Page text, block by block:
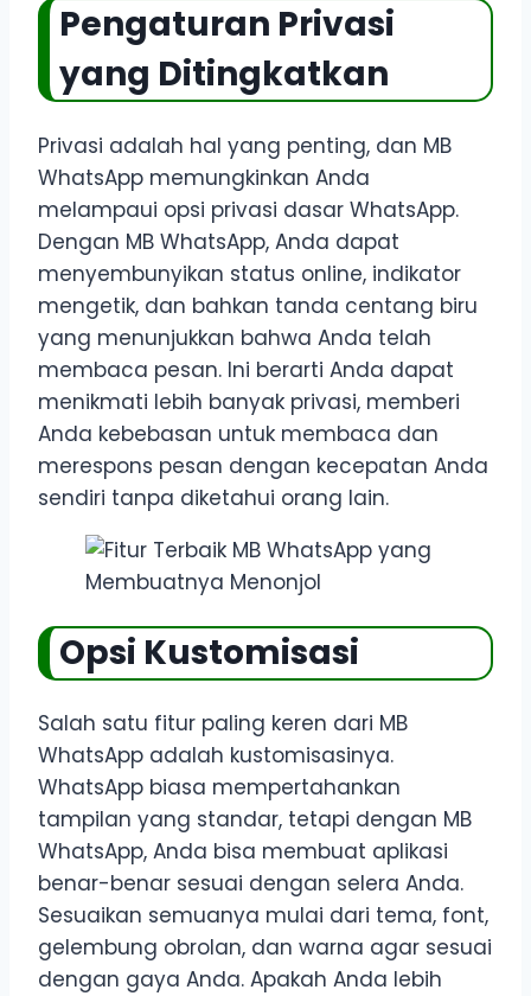
Pengaturan Privasi
yang Ditingkatkan
Privasi adalah hal yang penting, dan MB
WhatsApp memungkinkan Anda
melampaui opsi privasi dasar WhatsApp.
Dengan MB WhatsApp, Anda dapat
menyembunyikan status online, indikator
mengetik, dan bahkan tanda centang biru
yang menunjukkan bahwa Anda telah
membaca pesan. Ini berarti Anda dapat
menikmati lebih banyak privasi, memberi
Anda kebebasan untuk membaca dan
merespons pesan dengan kecepatan Anda
sendiri tanpa diketahui orang lain.
Opsi Kustomisasi
Salah satu fitur paling keren dari MB
WhatsApp adalah kustomisasinya.
WhatsApp biasa mempertahankan
tampilan yang standar, tetapi dengan MB
WhatsApp, Anda bisa membuat aplikasi
benar-benar sesuai dengan selera Anda.
Sesuaikan semuanya mulai dari tema, font,
gelembung obrolan, dan warna agar sesuai
dengan gaya Anda. Apakah Anda lebih